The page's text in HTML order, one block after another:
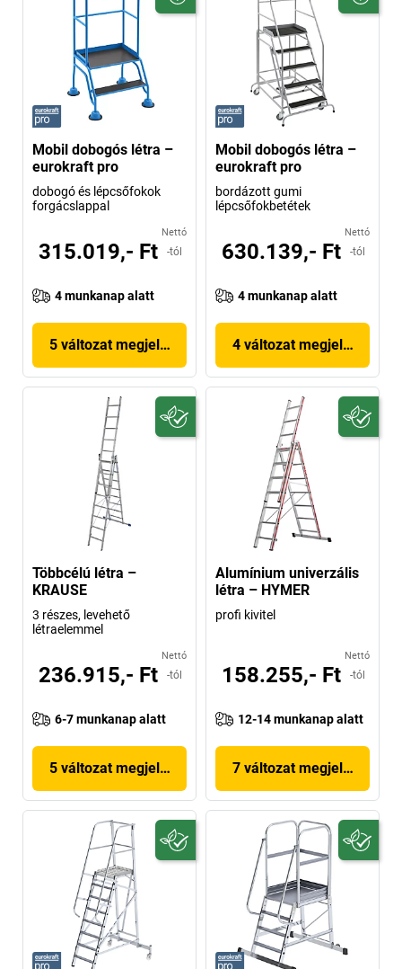
Mobil dobogós létra –
eurokraft pro
dobogó és lépcsőfokok
forgácslappal
Nettó
315.019,- Ft -tól
4 munkanap alatt
5 változat megjelenítése
Mobil dobogós létra –
eurokraft pro
bordázott gumi
lépcsőfokbetétek
Nettó
630.139,- Ft -tól
4 munkanap alatt
4 változat megjelenítése
Többcélú létra –
KRAUSE
3 részes, levehető
létraelemmel
Nettó
236.915,- Ft -tól
6-7 munkanap alatt
5 változat megjelenítése
Alumínium univerzális
létra – HYMER
profi kivitel
Nettó
158.255,- Ft -tól
12-14 munkanap alatt
7 változat megjelenítése